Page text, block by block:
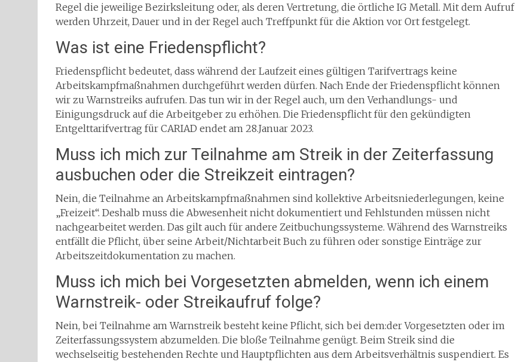
Regel die jeweilige Bezirksleitung oder, als deren Vertretung, die örtliche IG Metall. Mit dem Aufruf
werden Uhrzeit, Dauer und in der Regel auch Treffpunkt für die Aktion vor Ort festgelegt.
Was ist eine Friedenspflicht?
Friedenspflicht bedeutet, dass während der Laufzeit eines gültigen Tarifvertrags keine
Arbeitskampfmaßnahmen durchgeführt werden dürfen. Nach Ende der Friedenspflicht können
wir zu Warnstreiks aufrufen. Das tun wir in der Regel auch, um den Verhandlungs- und
Einigungsdruck auf die Arbeitgeber zu erhöhen. Die Friedenspflicht für den gekündigten
Entgelttarifvertrag für CARIAD endet am 28.Januar 2023.
Muss ich mich zur Teilnahme am Streik in der Zeiterfassung
ausbuchen oder die Streikzeit eintragen?
Nein, die Teilnahme an Arbeitskampfmaßnahmen sind kollektive Arbeitsniederlegungen, keine
„Freizeit“. Deshalb muss die Abwesenheit nicht dokumentiert und Fehlstunden müssen nicht
nachgearbeitet werden. Das gilt auch für andere Zeitbuchungssysteme. Während des Warnstreiks
entfällt die Pflicht, über seine Arbeit/Nichtarbeit Buch zu führen oder sonstige Einträge zur
Arbeitszeitdokumentation zu machen.
Muss ich mich bei Vorgesetzten abmelden, wenn ich einem
Warnstreik- oder Streikaufruf folge?
Nein, bei Teilnahme am Warnstreik besteht keine Pflicht, sich bei dem:der Vorgesetzten oder im
Zeiterfassungssystem abzumelden. Die bloße Teilnahme genügt. Beim Streik sind die
wechselseitig bestehenden Rechte und Hauptpflichten aus dem Arbeitsverhältnis suspendiert. Es